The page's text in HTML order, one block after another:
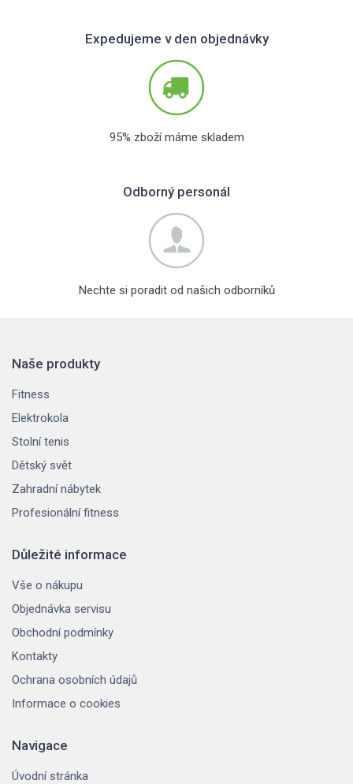
Expedujeme v den objednávky
95% zboží máme skladem
Odborný personál
Nechte si poradit od našich odborníků
Naše produkty
Fitness
Elektrokola
Stolní tenis
Dětský svět
Zahradní nábytek
Profesionální fitness
Důležité informace
Vše o nákupu
Objednávka servisu
Obchodní podmínky
Kontakty
Ochrana osobních údajů
Informace o cookies
Navigace
Úvodní stránka